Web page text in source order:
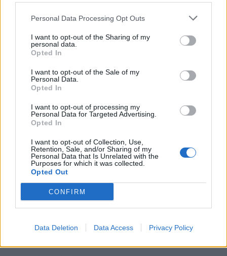
Personal Data Processing Opt Outs
I want to opt-out of the Sharing of my
personal data.
Opted In
I want to opt-out of the Sale of my
Personal Data.
Opted In
I want to opt-out of processing my
Personal Data for Targeted Advertising.
Opted In
I want to opt-out of Collection, Use,
Retention, Sale, and/or Sharing of my
Personal Data that Is Unrelated with the
Purposes for which it was collected.
Opted Out
CONFIRM
Data Deletion Data Access Privacy Policy
ÚLTIMES NOTÍCIES
L’Observatori de l’Ebre lidera de nou la
7 d'agost de 2026
L’Ajuntament de Tortosa amplia el
termini de les obres de l’aparcament
dels terrenys de Renfe per les altes
temperatures
Amposta recupera les Cases del Castell
i culmina un projecte estratègic que
gastronomia